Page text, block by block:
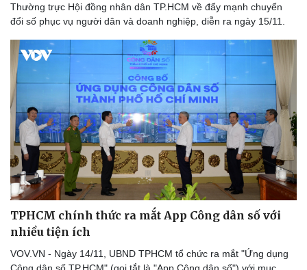
Thường trực Hội đồng nhân dân TP.HCM về đẩy mạnh chuyển
đổi số phục vụ người dân và doanh nghiệp, diễn ra ngày 15/11.
TPHCM chính thức ra mắt App Công dân số với
nhiều tiện ích
VOV.VN - Ngày 14/11, UBND TPHCM tổ chức ra mắt "Ứng dụng